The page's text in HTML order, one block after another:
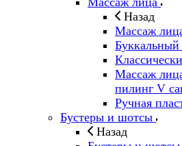
Назад
Массаж
Буккальный
Массаж
пилинг V
Ручная
Бустеры и шотсы
Назад